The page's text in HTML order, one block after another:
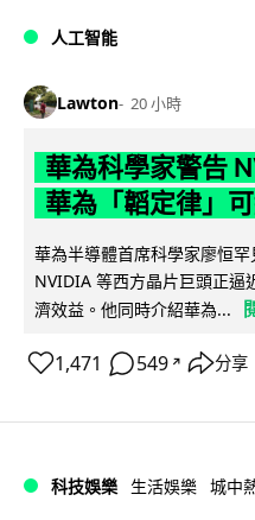
人工智能
Lawton 20 小時
華為科學家警告
華為「韜定律」
華為半導體首席科學家廖恒
NVIDIA 等西方晶片巨頭正逼
濟效益。他同時介紹華為...
1,471 549 ↗ 分享
科技娛樂 生活娛樂 城中